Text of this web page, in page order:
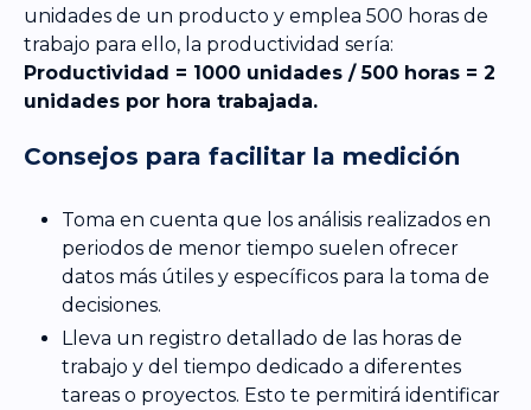
unidades de un producto y emplea 500 horas de
trabajo para ello, la productividad sería:
Productividad = 1000 unidades / 500 horas = 2
unidades por hora trabajada.
Consejos para facilitar la medición
Toma en cuenta que los análisis realizados en
periodos de menor tiempo suelen ofrecer
datos más útiles y específicos para la toma de
decisiones.
Lleva un registro detallado de las horas de
trabajo y del tiempo dedicado a diferentes
tareas o proyectos. Esto te permitirá identificar